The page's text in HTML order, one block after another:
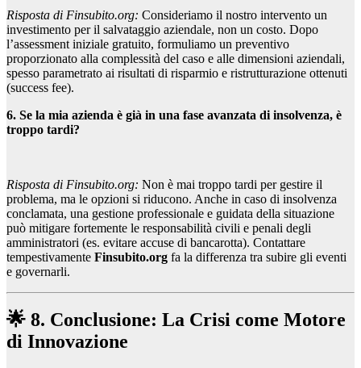
Risposta di Finsubito.org: Consideriamo il nostro intervento un
investimento per il salvataggio aziendale, non un costo. Dopo
l’assessment iniziale gratuito, formuliamo un preventivo
proporzionato alla complessità del caso e alle dimensioni aziendali,
spesso parametrato ai risultati di risparmio e ristrutturazione ottenuti
(success fee).
6. Se la mia azienda è già in una fase avanzata di insolvenza, è
troppo tardi?
Risposta di Finsubito.org: Non è mai troppo tardi per gestire il
problema, ma le opzioni si riducono. Anche in caso di insolvenza
conclamata, una gestione professionale e guidata della situazione
può mitigare fortemente le responsabilità civili e penali degli
amministratori (es. evitare accuse di bancarotta). Contattare
tempestivamente Finsubito.org fa la differenza tra subire gli eventi
e governarli.
🌟 8. Conclusione: La Crisi come Motore
di Innovazione